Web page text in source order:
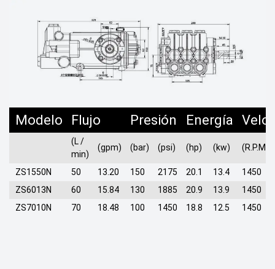
Modelo Flujo Presión Energía
(L /
min)
(gpm) (bar) (psi) (hp) (kw) (R.P.M)
ZS1550N 50 13.20 150 2175 20.1 13.4
1450
ZS6013N
60 15.84 130 1885 20.9 13.9
1450
ZS7010N
70 18.48 100 1450 18.8 12.5 1450